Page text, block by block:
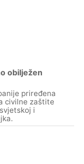
obilježen
priređena
civilne zaštite
i